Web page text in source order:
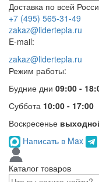
Доставка по всей
+7 (495) 565-31-49
zakaz@lidertepla.ru
E-mail:
zakaz@lidertepla.ru
Режим работы:
Будние дни 09:00 -
Суббота 10:00 - 17:00
Воскресенье
Написать в Max
Каталог товаров